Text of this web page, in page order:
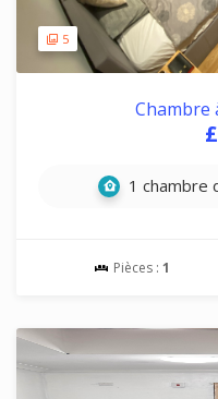
5
Chambre
1 chambre
Pièces : 1